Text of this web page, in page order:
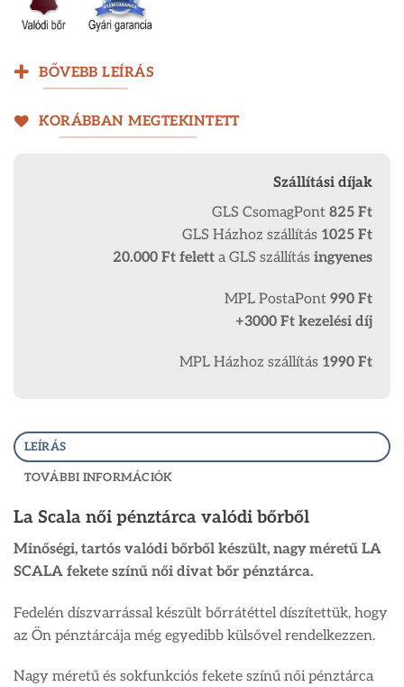
BŐVEBB LEÍRÁS
KORÁBBAN MEGTEKINTETT
Szállítási díjak
GLS CsomagPont 825 Ft
GLS Házhoz szállítás 1025 Ft
20.000 Ft felett a GLS szállítás ingyenes
MPL PostaPont 990 Ft
+3000 Ft kezelési díj
MPL Házhoz szállítás 1990 Ft
LEÍRÁS
TOVÁBBI INFORMÁCIÓK
La Scala női pénztárca valódi bőrből
Minőségi, tartós valódi bőrből készült, nagy méretű LA
SCALA fekete színű női divat bőr pénztárca.
Fedelén díszvarrással készült bőrrátéttel díszítettük, hogy
az Ön pénztárcája még egyedibb külsővel rendelkezzen.
Nagy méretű és sokfunkciós fekete színű női pénztárca